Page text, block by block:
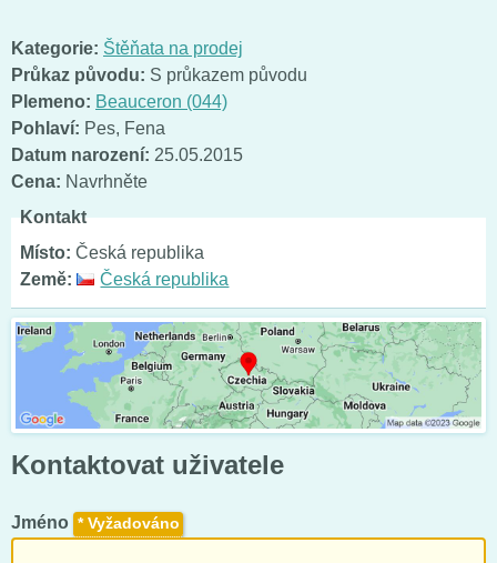
Kategorie: Štěňata na prodej
Průkaz původu: S průkazem původu
Plemeno: Beauceron (044)
Pohlaví: Pes, Fena
Datum narození: 25.05.2015
Cena: Navrhněte
Kontakt
Místo: Česká republika
Země:
Česká republika
Kontaktovat uživatele
Jméno *